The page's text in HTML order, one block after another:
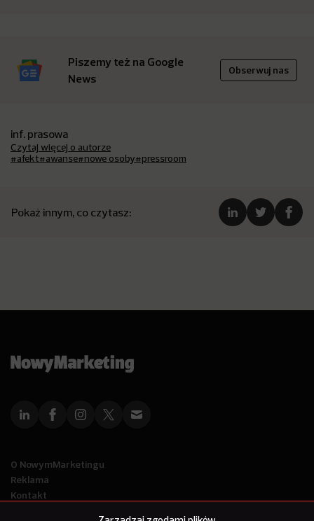
Piszemy też na Google
News
Obserwuj nas
inf. prasowa
Czytaj więcej o autorze
#afekt#awanse#nowe osoby#pressroom
Pokaż innym, co czytasz:
O NowymMarketingu
Reklama
Kontakt